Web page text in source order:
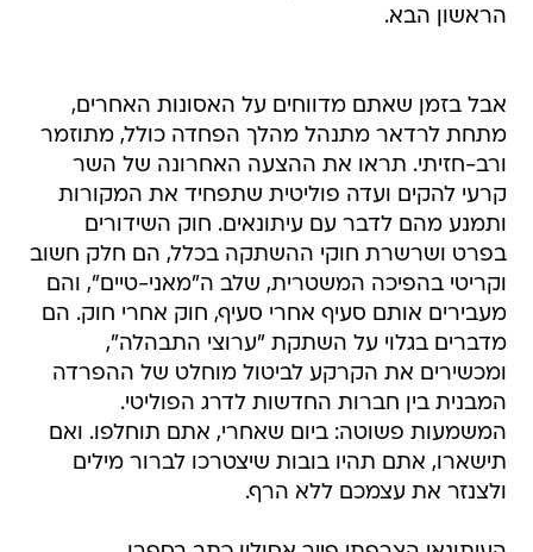
הראשון הבא.
אבל בזמן שאתם מדווחים על האסונות האחרים,
מתחת לרדאר מתנהל מהלך הפחדה כולל, מתוזמר
ורב-חזיתי. תראו את ההצעה האחרונה של השר
קרעי להקים ועדה פוליטית שתפחיד את המקורות
ותמנע מהם לדבר עם עיתונאים. חוק השידורים
בפרט ושרשרת חוקי ההשתקה בכלל, הם חלק חשוב
וקריטי בהפיכה המשטרית, שלב ה"מאני-טיים", והם
מעבירים אותם סעיף אחרי סעיף, חוק אחרי חוק. הם
מדברים בגלוי על השתקת "ערוצי התבהלה",
ומכשירים את הקרקע לביטול מוחלט של ההפרדה
המבנית בין חברות החדשות לדרג הפוליטי.
המשמעות פשוטה: ביום שאחרי, אתם תוחלפו. ואם
תישארו, אתם תהיו בובות שיצטרכו לברור מילים
ולצנזר את עצמכם ללא הרף.